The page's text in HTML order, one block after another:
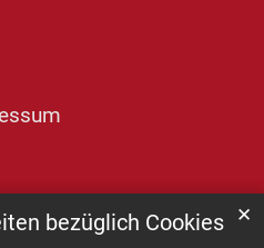
bezüglich Cookies ✕